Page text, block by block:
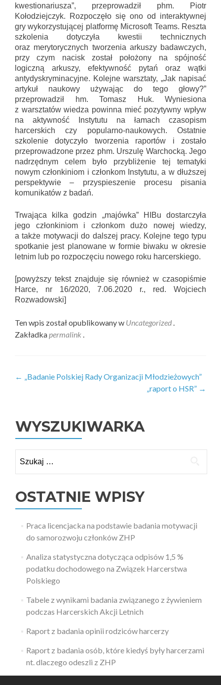
kwestionariusza”, przeprowadził phm. Piotr
Kołodziejczyk. Rozpoczęło się ono od interaktywnej
gry wykorzystującej platformę Microsoft Teams. Reszta
szkolenia dotyczyła kwestii technicznych
oraz merytorycznych tworzenia arkuszy badawczych,
przy czym nacisk został położony na spójność
logiczną arkuszy, efektywność pytań oraz wątki
antydyskryminacyjne. Kolejne warsztaty, „Jak napisać
artykuł naukowy używając do tego głowy?”
przeprowadził hm. Tomasz Huk. Wyniesiona
z warsztatów wiedza powinna mieć pozytywny wpływ
na aktywność Instytutu na łamach czasopism
harcerskich czy popularno-naukowych. Ostatnie
szkolenie dotyczyło tworzenia raportów i zostało
przeprowadzone przez phm. Urszulę Warchocką. Jego
nadrzędnym celem było przybliżenie tej tematyki
nowym członkiniom i członkom Instytutu, a w dłuższej
perspektywie – przyspieszenie procesu pisania
komunikatów z badań.
Trwająca kilka godzin „majówka” HIBu dostarczyła
jego członkiniom i członkom dużo nowej wiedzy,
a także motywacji do dalszej pracy. Kolejne tego typu
spotkanie jest planowane w formie biwaku w okresie
letnim lub po rozpoczęciu nowego roku harcerskiego.
[powyższy tekst znajduje się również w czasopiśmie
Harce, nr 16/2020, 7.06.2020 r., red. Wojciech
Rozwadowski]
Ten wpis został opublikowany w Uncategorized .
Zakładkapermalink .
Zobacz
← „Badanie Polskiej Rady Organizacji Młodzieżowych”
„raport o HSR” →
WYSZUKIWARKA
OSTATNIE WPISY
Praca licencjacka na podstawie badania motywacji
do samorozwoju członków ZHP
Analiza statystyczna dotycząca odpisów 1,5 %
podatku dochodowego na Związek Harcerstwa
Polskiego
Tabele z wynikami badania związanego z żywieniem
podczas Harcerskich Akcji Letnich
Raport z badania opinii rodziców harcerzy
Raport z badania osób, które kiedyś były harcerzami
nt. dlaczego odeszli z ZHP